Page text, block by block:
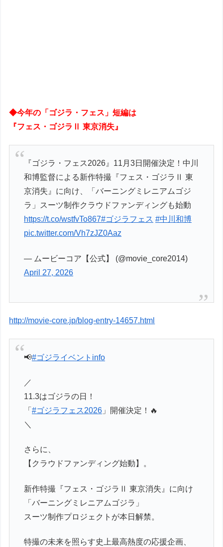
◆今年の「ゴジラ・フェス」短編は
『フェス・ゴジラⅡ 東京消失』
『ゴジラ・フェス2026』11月3日開催決定！中川
和博監督による新作特撮『フェス・ゴジラⅡ 東
京消失』に向け、「バーニングミレニアムゴジ
ラ」スーツ制作クラウドファンディングも始動
https://t.co/wstfvTo867#ゴジラフェス #中川和博
pic.twitter.com/Vh7zJZ0Aaz
— ムービーコア【公式】 (@movie_core2014)
April 27, 2026
http://movie-core.jp/blog-entry-14657.html
📢#ゴジライベントinfo
／
11.3はゴジラの日！
「#ゴジラフェス2026 」開催決定！🔥
＼
さらに、
【クラウドファンディング始動】。
新作特撮『フェス・ゴジラⅡ 東京消失』に向け
「バーニングミレニアムゴジラ」
スーツ制作プロジェクトが本日解禁。
特撮の未来を照らす史上最高熱度の応援企画、